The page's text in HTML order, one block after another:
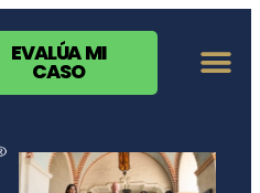
EVALÚA MI
CASO